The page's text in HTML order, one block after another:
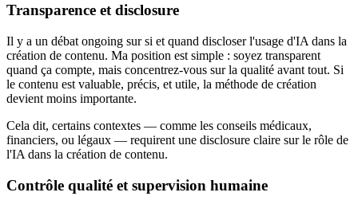
Transparence et disclosure
Il y a un débat ongoing sur si et quand discloser l'usage d'IA dans la
création de contenu. Ma position est simple : soyez transparent
quand ça compte, mais concentrez-vous sur la qualité avant tout. Si
le contenu est valuable, précis, et utile, la méthode de création
devient moins importante.
Cela dit, certains contextes — comme les conseils médicaux,
financiers, ou légaux — requirent une disclosure claire sur le rôle de
l'IA dans la création de contenu.
Contrôle qualité et supervision humaine